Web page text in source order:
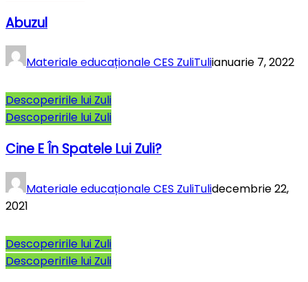
Abuzul
Materiale educaționale CES ZuliTuliianuarie 7, 2022
Descoperirile lui Zuli
Descoperirile lui Zuli
Cine E În Spatele Lui Zuli?
Materiale educaționale CES ZuliTulidecembrie 22,
2021
Descoperirile lui Zuli
Descoperirile lui Zuli